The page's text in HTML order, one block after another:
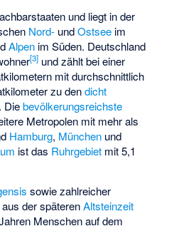
und liegt in der
Nord- undOstsee im
Alpen im Süden. Deutschland
[3] und zählt bei einer
mit durchschnittlich
zu dendicht
Diebevölkerungsreichste
Metropolen mit mehr als
Hamburg, München und
ist das Ruhrgebiet mit 5,1
sowie zahlreicher
aus der späterenAltsteinzeit
Menschen auf dem